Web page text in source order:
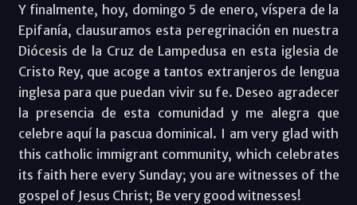
Y finalmente, hoy, domingo 5 de enero, víspera de la
Epifanía, clausuramos esta peregrinación en nuestra
Diócesis de la Cruz de Lampedusa en esta iglesia de
Cristo Rey, que acoge a tantos extranjeros de lengua
inglesa para que puedan vivir su fe. Deseo agradecer
la presencia de esta comunidad y me alegra que
celebre aquí la pascua dominical. I am very glad with
this catholic immigrant community, which celebrates
its faith here every Sunday; you are witnesses of the
gospel of Jesus Christ; Be very good witnesses!